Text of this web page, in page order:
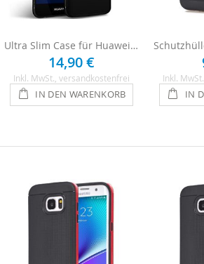
Ultra Slim Case für Huawei P9 - Schwarz
14,90 €
Inkl. MwSt. , versandkostenfrei
IN DEN WARENKORB
Inkl. MwSt.
IN